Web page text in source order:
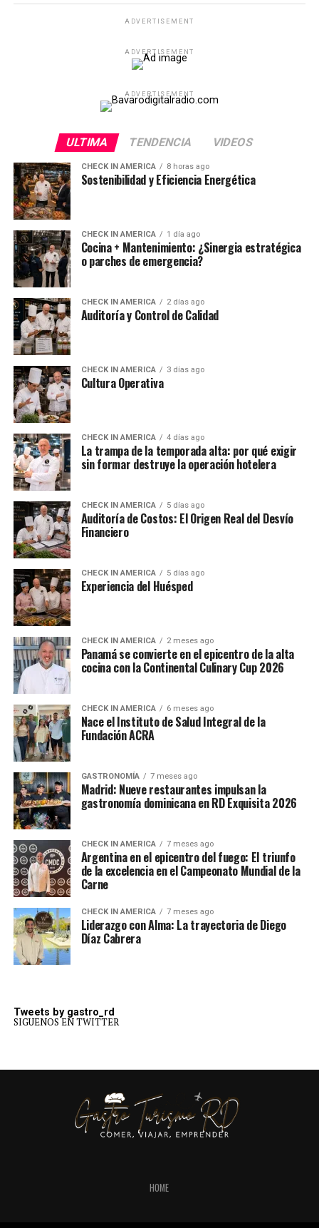
ADVERTISEMENT
ADVERTISEMENT
ADVERTISEMENT
ULTIMA TENDENCIA VIDEOS
CHECK IN AMERICA 8 horas ago
Sostenibilidad y Eficiencia Energética
CHECK IN AMERICA 1 día ago
Cocina + Mantenimiento: ¿Sinergia estratégica
o parches de emergencia?
CHECK IN AMERICA 2 días ago
Auditoría y Control de Calidad
CHECK IN AMERICA 3 días ago
Cultura Operativa
CHECK IN AMERICA 4 días ago
La trampa de la temporada alta: por qué exigir
sin formar destruye la operación hotelera
CHECK IN AMERICA 5 días ago
Auditoría de Costos: El Origen Real del Desvío
Financiero
CHECK IN AMERICA 5 días ago
Experiencia del Huésped
CHECK IN AMERICA 2 meses ago
Panamá se convierte en el epicentro de la alta
cocina con la Continental Culinary Cup 2026
CHECK IN AMERICA 6 meses ago
Nace el Instituto de Salud Integral de la
Fundación ACRA
GASTRONOMÍA 7 meses ago
Madrid: Nueve restaurantes impulsan la
gastronomía dominicana en RD Exquisita 2026
CHECK IN AMERICA 7 meses ago
Argentina en el epicentro del fuego: El triunfo
de la excelencia en el Campeonato Mundial de la
Carne
CHECK IN AMERICA 7 meses ago
Liderazgo con Alma: La trayectoria de Diego
Díaz Cabrera
Tweets by gastro_rd
SIGUENOS EN TWITTER
HOME